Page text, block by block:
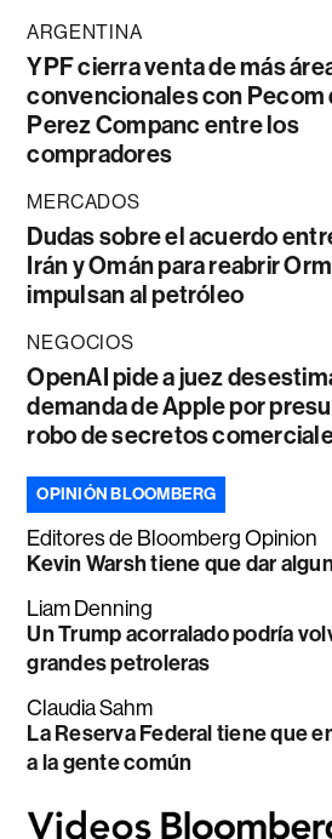
ARGENTINA
YPF cierra venta de más
convencionales con Pecom
Perez Companc entre los
compradores
MERCADOS
Dudas sobre el acuerdo
Irán y Omán para reabrir
impulsan al petróleo
NEGOCIOS
OpenAI pide a juez
demanda de Apple por
robo de secretos
OPINIÓN BLOOMBERG
Editores de Bloomberg Opinion
Kevin Warsh tiene que dar
Liam Denning
Un Trump acorralado podría
grandes petroleras
Claudia Sahm
La Reserva Federal tiene que
a la gente común